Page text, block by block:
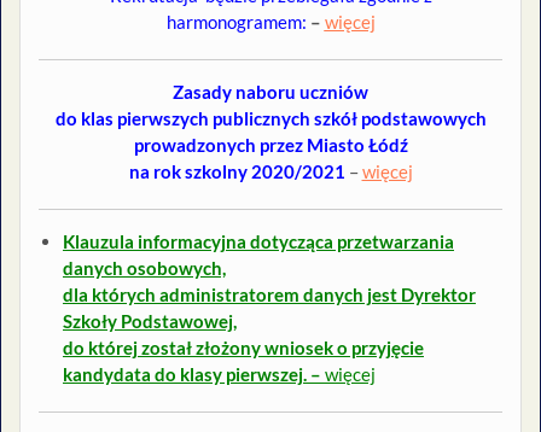
harmonogramem: – więcej
Zasady naboru uczniów
do klas pierwszych publicznych szkół podstawowych
prowadzonych przez Miasto Łódź
na rok szkolny 2020/2021 –więcej
Klauzula informacyjna dotycząca przetwarzania
danych osobowych,
dla których administratorem danych jest Dyrektor
Szkoły Podstawowej,
do której został złożony wniosek o przyjęcie
kandydata do klasy pierwszej. – więcej